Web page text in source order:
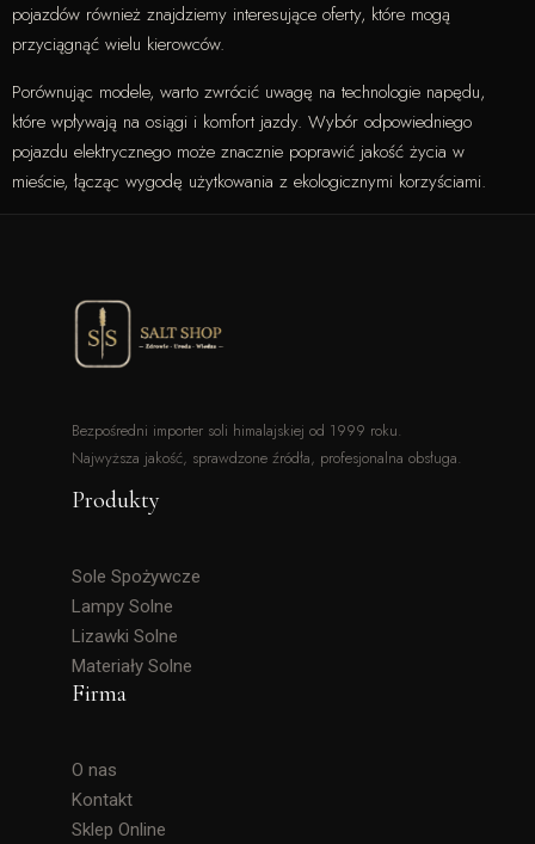
pojazdów również znajdziemy interesujące oferty, które mogą
przyciągnąć wielu kierowców.
Porównując modele, warto zwrócić uwagę na technologie napędu,
które wpływają na osiągi i komfort jazdy. Wybór odpowiedniego
pojazdu elektrycznego może znacznie poprawić jakość życia w
mieście, łącząc wygodę użytkowania z ekologicznymi korzyściami.
Bezpośredni importer soli himalajskiej od 1999 roku.
Najwyższa jakość, sprawdzone źródła, profesjonalna obsługa.
Produkty
Sole Spożywcze
Lampy Solne
Lizawki Solne
Materiały Solne
Firma
O nas
Kontakt
Sklep Online